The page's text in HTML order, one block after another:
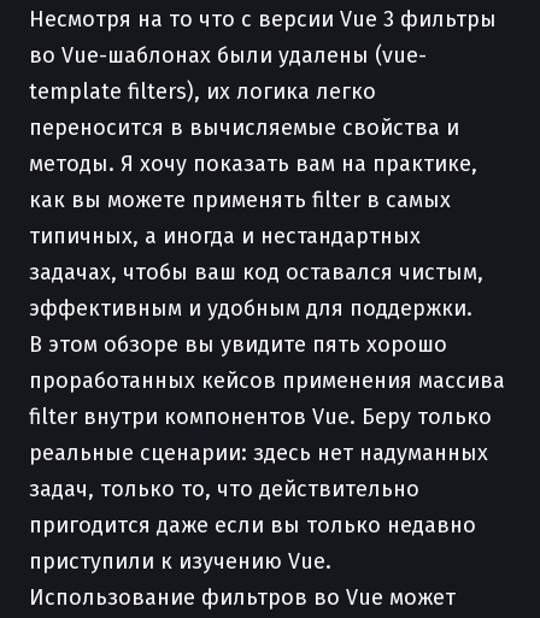
Несмотря на то что с версии Vue 3 фильтры
во Vue-шаблонах были удалены (vue-
template filters), их логика легко
переносится в вычисляемые свойства и
методы. Я хочу показать вам на практике,
как вы можете применять filter в самых
типичных, а иногда и нестандартных
задачах, чтобы ваш код оставался чистым,
эффективным и удобным для поддержки.
В этом обзоре вы увидите пять хорошо
проработанных кейсов применения массива
filter внутри компонентов Vue. Беру только
реальные сценарии: здесь нет надуманных
задач, только то, что действительно
пригодится даже если вы только недавно
приступили к изучению Vue.
Использование фильтров во Vue может